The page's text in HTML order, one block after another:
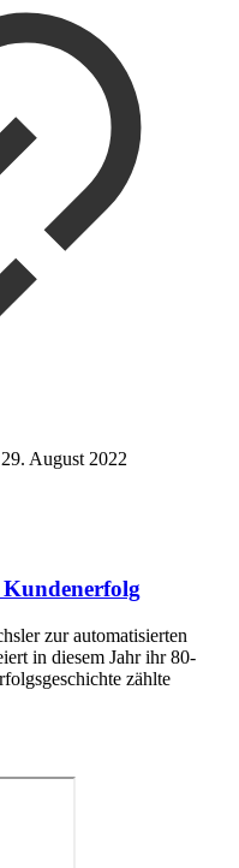
29. August 2022
zur automatisierten
in diesem Jahr ihr 80-
zählte